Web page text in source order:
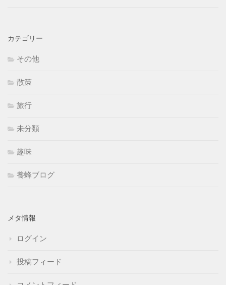
カテゴリー
その他
散策
旅行
未分類
趣味
養蜂ブログ
メタ情報
ログイン
投稿フィード